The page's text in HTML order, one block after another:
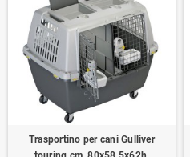
Trasportino per cani Gulliver